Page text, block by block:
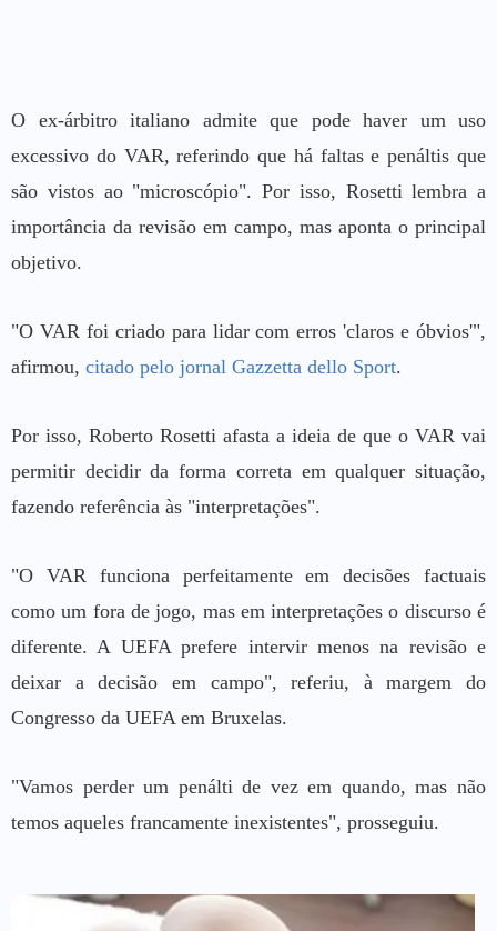
O ex-árbitro italiano admite que pode haver um uso
excessivo do VAR, referindo que há faltas e penáltis que
são vistos ao "microscópio". Por isso, Rosetti lembra a
importância da revisão em campo, mas aponta o principal
objetivo.
"O VAR foi criado para lidar com erros 'claros e óbvios'",
afirmou, citado pelo jornal Gazzetta dello Sport.
Por isso, Roberto Rosetti afasta a ideia de que o VAR vai
permitir decidir da forma correta em qualquer situação,
fazendo referência às "interpretações".
"O VAR funciona perfeitamente em decisões factuais
como um fora de jogo, mas em interpretações o discurso é
diferente. A UEFA prefere intervir menos na revisão e
deixar a decisão em campo", referiu, à margem do
Congresso da UEFA em Bruxelas.
"Vamos perder um penálti de vez em quando, mas não
temos aqueles francamente inexistentes", prosseguiu.